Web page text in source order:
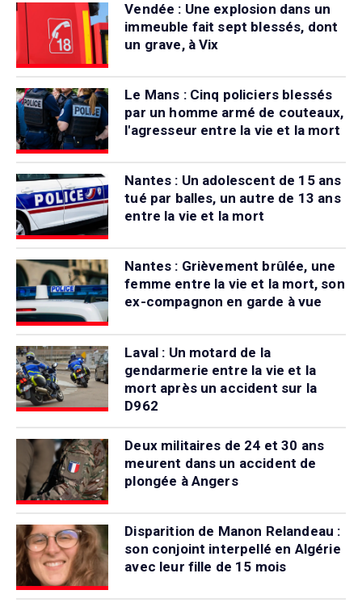
Vendée : Une explosion dans un
immeuble fait sept blessés, dont
un grave, à Vix
Le Mans : Cinq policiers blessés
par un homme armé de couteaux,
l'agresseur entre la vie et la mort
Nantes : Un adolescent de 15 ans
tué par balles, un autre de 13 ans
entre la vie et la mort
Nantes : Grièvement brûlée, une
femme entre la vie et la mort, son
ex-compagnon en garde à vue
Laval : Un motard de la
gendarmerie entre la vie et la
mort après un accident sur la
D962
Deux militaires de 24 et 30 ans
meurent dans un accident de
plongée à Angers
Disparition de Manon Relandeau :
son conjoint interpellé en Algérie
avec leur fille de 15 mois